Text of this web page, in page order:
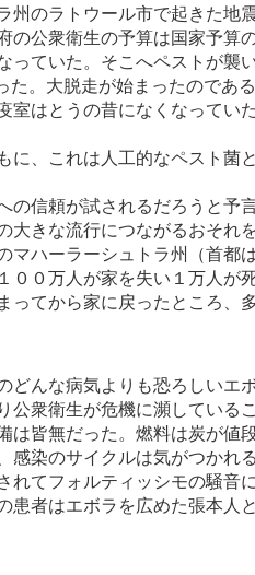
のラトウール市で起きた地
公衆衛生の予算は国家予算
ていた。そこへペストが襲い
。大脱走が始まったのであ
はとうの昔になくなって
、これは人工的なペスト菌
信頼が試されるだろうと予言
きな流行につながるおそ
ハーラーシュトラ州（首都
０万人が家を失い１万人が
てから家に戻ったところ、
んな病気よりも恐ろしいエボ
衆衛生が危機に瀕している
皆無だった。燃料は炭が
染のサイクルは気がつかれ
てフォルティッシモの騒音
者はエボラを広めた張本人